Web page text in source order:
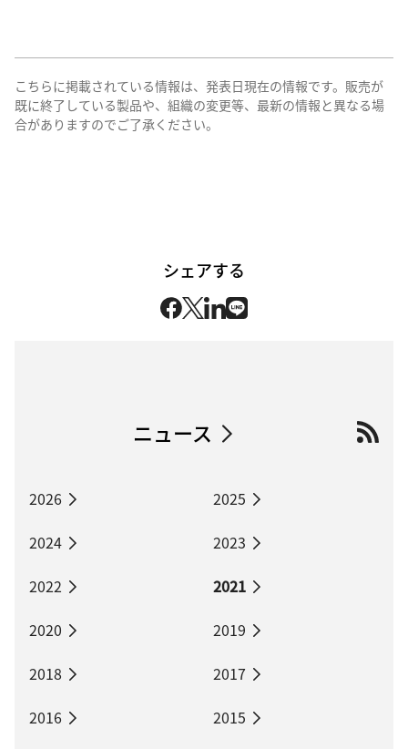
こちらに掲載されている情報は、発表日現在の情報です。販売が
既に終了している製品や、組織の変更等、最新の情報と異なる場
合がありますのでご了承ください。
シェアする
ニュース
2026
2025
2024
2023
2022
2021
2020
2019
2018
2017
2016
2015